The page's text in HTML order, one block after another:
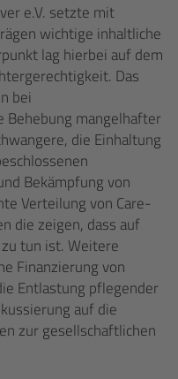
e.V. setzte mit
wichtige inhaltliche
lag hierbei auf dem
Das
bei
Behebung mangelhafter
die Einhaltung
Bekämpfung von
Verteilung von Care-
die zeigen, dass auf
tun ist. Weitere
Finanzierung von
Entlastung pflegender
auf die
zur gesellschaftlichen